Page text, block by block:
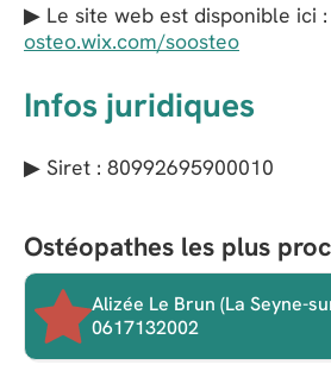
▶ Le site web est disponible ici :
osteo.wix.com/soosteo
Infos juridiques
▶ Siret : 80992695900010
Ostéopathes les plus
Alizée Le Brun (La Seyne-
0617132002